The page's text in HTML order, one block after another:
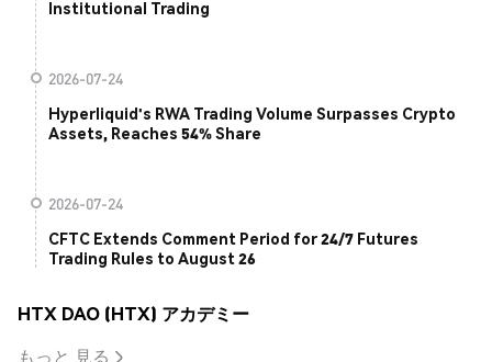
Institutional Trading
2026-07-24
Hyperliquid's RWA Trading Volume Surpasses Crypto
Assets, Reaches 54% Share
2026-07-24
CFTC Extends Comment Period for 24/7 Futures
Trading Rules to August 26
HTX DAO (HTX) アカデミー
もっと 見る